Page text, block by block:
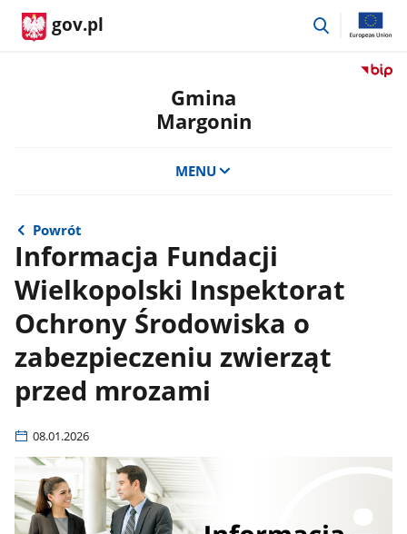
gov.pl
przejdź
Przejdź
Gmina
Margonin
MENU
Powrót
Informacja Fundacji
Wielkopolski Inspektorat
Ochrony Środowiska o
zabezpieczeniu zwierząt
przed mrozami
08.01.2026